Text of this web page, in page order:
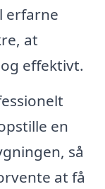
erfarne
at
effektivt.
en
så
at få